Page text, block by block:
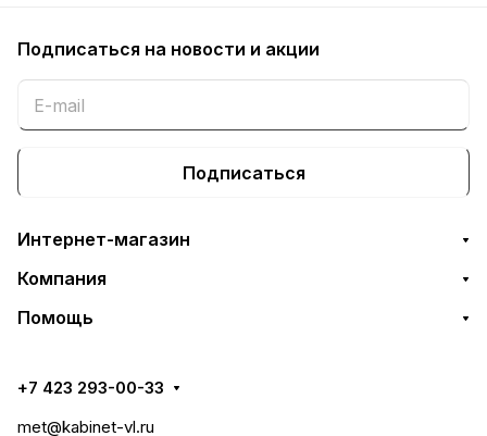
Подписаться на новости и акции
Подписаться
Интернет-магазин
Компания
Помощь
+7 423 293-00-33
met@kabinet-vl.ru